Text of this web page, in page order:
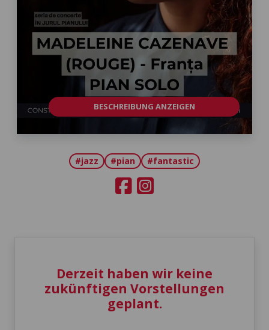
BESCHREIBUNG ANZEIGEN
#jazz #pian #fantastic
Derzeit haben wir keine
zukünftigen Vorstellungen
geplant.